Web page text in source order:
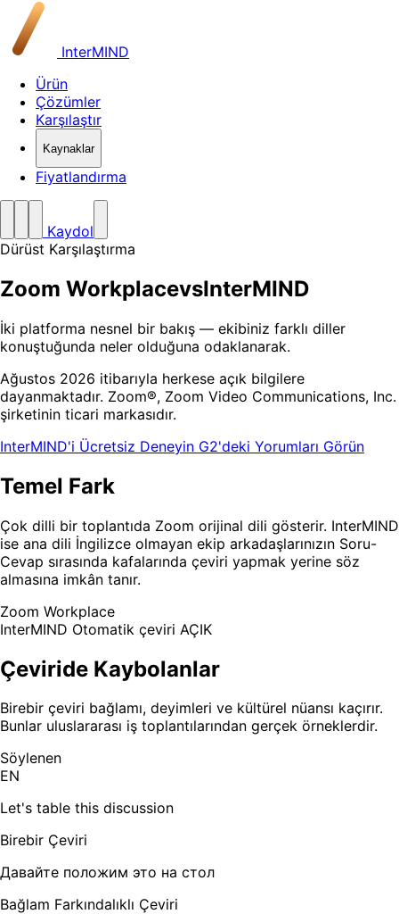
InterMIND
Ürün
Çözümler
Karşılaştır
Kaynaklar
Fiyatlandırma
Kaydol
Dürüst Karşılaştırma
Zoom WorkplacevsInterMIND
İki platforma nesnel bir bakış — ekibiniz farklı diller
konuştuğunda neler olduğuna odaklanarak.
Ağustos 2026 itibarıyla herkese açık bilgilere
dayanmaktadır. Zoom®, Zoom Video Communications, Inc.
şirketinin ticari markasıdır.
InterMIND'i Ücretsiz Deneyin G2'deki Yorumları Görün
Temel Fark
Çok dilli bir toplantıda Zoom orijinal dili gösterir. InterMIND
ise ana dili İngilizce olmayan ekip arkadaşlarınızın Soru-
Cevap sırasında kafalarında çeviri yapmak yerine söz
almasına imkân tanır.
Zoom Workplace
InterMIND Otomatik çeviri AÇIK
Çeviride Kaybolanlar
Birebir çeviri bağlamı, deyimleri ve kültürel nüansı kaçırır.
Bunlar uluslararası iş toplantılarından gerçek örneklerdir.
Söylenen
EN
Let's table this discussion
Birebir Çeviri
Давайте положим это на стол
Bağlam Farkındalıklı Çeviri